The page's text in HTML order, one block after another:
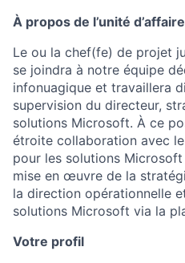
À propos de l’unité
Le ou la chef(fe) de projet
se joindra à notre équipe
infonuagique et travaillera
supervision du directeur,
solutions Microsoft. À ce
étroite collaboration avec
pour les solutions
mise en œuvre de la
la direction opérationnelle
solutions Microsoft via la
Votre profil